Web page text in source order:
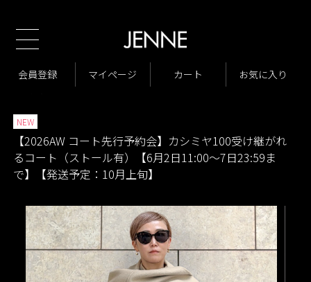
会員登録 マイページ カート お気に入り
TOP
商品一覧 > ジャケット・アウター コート
New Arrivals
NEW
【2026AW コート先行予約会】カシミヤ100受け継がれ
るコート（ストール有）【6月2日11:00～7日23:59ま
で】【発送予定：10月上旬】